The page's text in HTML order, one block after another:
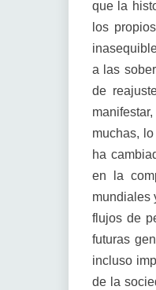
que la
los
a las
de
muchas,
ha
en la
mundiales
flujos de
futuras
incluso
de la